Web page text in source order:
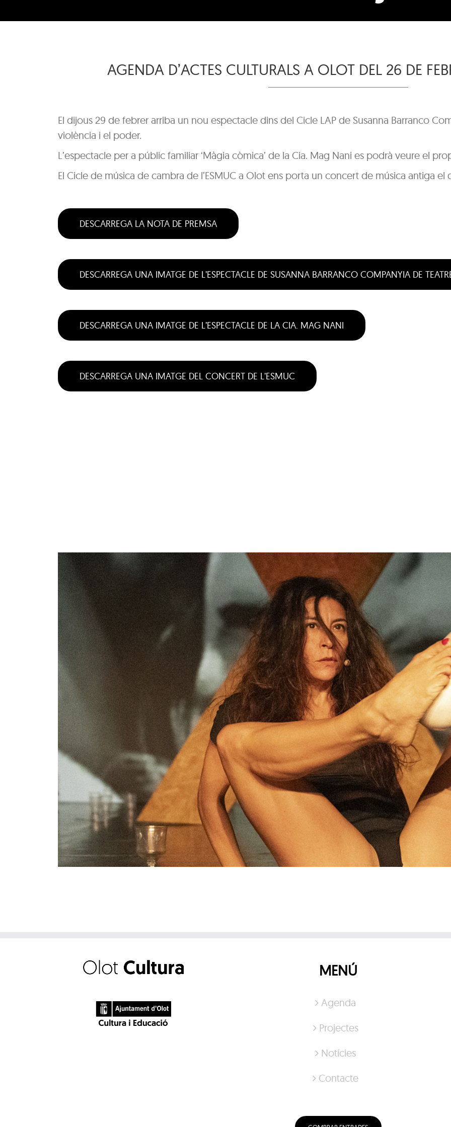
AGENDA D’ACTES CULTURALS A OLOT DEL 26 DE
El dijous 29 de febrer arriba un nou espectacle dins del Cicle LAP de Susanna Barranco
violència i el poder.
L’espectacle per a públic familiar ‘Màgia còmica’ de la Cia. Mag Nani es podrà veure el
El Cicle de música de cambra de l’ESMUC a Olot ens porta un concert de música antiga
DESCARREGA LA NOTA DE PREMSA
DESCARREGA UNA IMATGE DE L’ESPECTACLE DE SUSANNA BARRANCO COMPANYIA DE
DESCARREGA UNA IMATGE DE L’ESPECTACLE DE LA CIA. MAG NANI
DESCARREGA UNA IMATGE DEL CONCERT DE L’ESMUC
MENÚ
Agenda
Projectes
Notícies
Contacte